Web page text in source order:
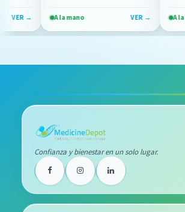
→ A la mano VER → A la mano
Confianza y bienestar en un solo lugar.